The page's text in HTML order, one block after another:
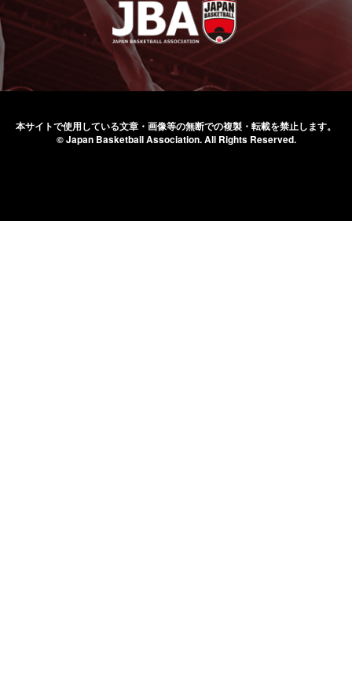
本サイトで使用している文章・画像等の無断での複製・転載を禁止します。
© Japan Basketball Association.All Rights Reserved.